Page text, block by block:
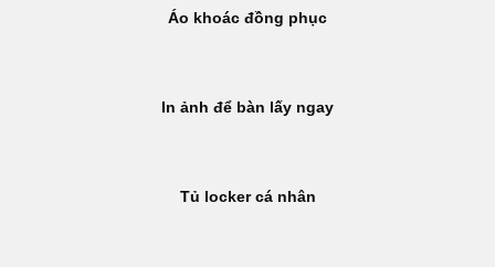
Áo khoác đồng phục
In ảnh để bàn lấy ngay
Tủ locker cá nhân